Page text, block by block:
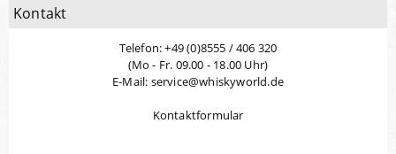
Kontakt
Telefon: +49 (0)8555 / 406 320
(Mo - Fr. 09.00 - 18.00 Uhr)
E-Mail: service@whiskyworld.de
Kontaktformular